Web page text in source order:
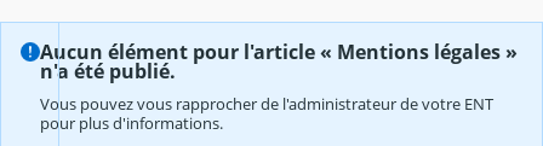
Aucun élément pour l'article « Mentions légales »
n'a été publié.
Vous pouvez vous rapprocher de l'administrateur de votre ENT
pour plus d'informations.